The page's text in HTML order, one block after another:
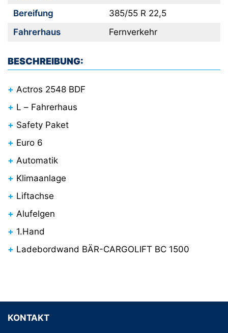
Bereifung
385/55 R 22,5
Fahrerhaus
Fernverkehr
BESCHREIBUNG:
Actros 2548 BDF
L – Fahrerhaus
Safety Paket
Euro 6
Automatik
Klimaanlage
Liftachse
Alufelgen
1.Hand
Ladebordwand BÄR-CARGOLIFT BC 1500
KONTAKT